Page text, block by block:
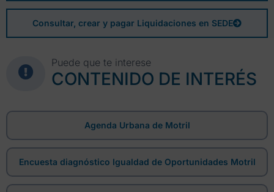
Consultar, crear y pagar Liquidaciones en SEDE
Puede que te interese
CONTENIDO DE INTERÉS
Agenda Urbana de Motril
Encuesta diagnóstico Igualdad de Oportunidades Motril